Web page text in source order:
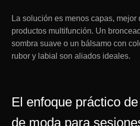
La solución es menos capas, mejor
productos multifunción. Un
sombra suave o un bálsamo con
rubor y labial son aliados ideales.
El enfoque práctico
de moda para